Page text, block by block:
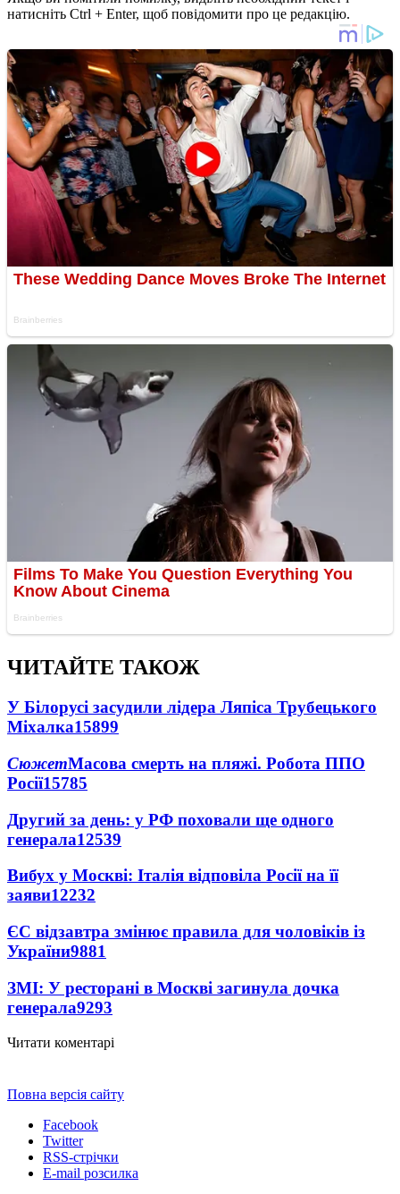
натисніть Ctrl + Enter, щоб повідомити про це редакцію.
ЧИТАЙТЕ ТАКОЖ
У Білорусі засудили лідера Ляпіса Трубецького
Міхалка15899
СюжетМасова смерть на пляжі. Робота ППО
Росії15785
Другий за день: у РФ поховали ще одного
генерала12539
Вибух у Москві: Італія відповіла Росії на її
заяви12232
ЄС відзавтра змінює правила для чоловіків із
України9881
ЗМІ: У ресторані в Москві загинула дочка
генерала9293
Читати коментарі
Повна версія сайту
Facebook
Twitter
RSS-стрічки
E-mail розсилка